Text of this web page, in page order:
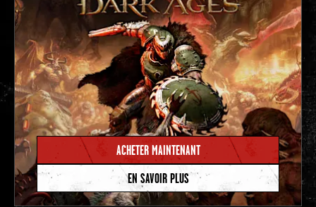
ACHETER MAINTENANT
EN SAVOIR PLUS